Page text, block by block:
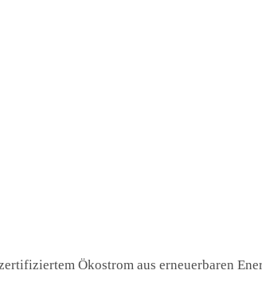
Ökostrom aus erneuerbaren